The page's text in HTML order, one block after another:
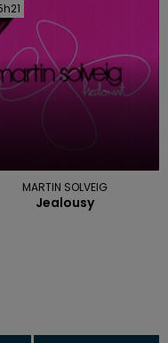
MARTIN SOLVEIG
Jealousy